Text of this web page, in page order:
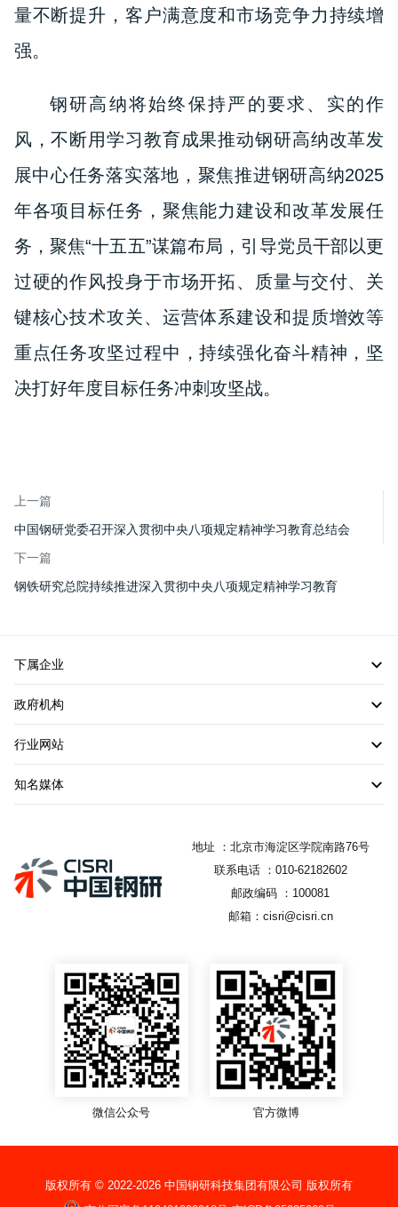
量不断提升，客户满意度和市场竞争力持续增
强。
钢研高纳将始终保持严的要求、实的作
风，不断用学习教育成果推动钢研高纳改革发
展中心任务落实落地，聚焦推进钢研高纳2025
年各项目标任务，聚焦能力建设和改革发展任
务，聚焦“十五五”谋篇布局，引导党员干部以更
过硬的作风投身于市场开拓、质量与交付、关
键核心技术攻关、运营体系建设和提质增效等
重点任务攻坚过程中，持续强化奋斗精神，坚
决打好年度目标任务冲刺攻坚战。
上一篇
中国钢研党委召开深入贯彻中央八项规定精神学习教育总结会
下一篇
钢铁研究总院持续推进深入贯彻中央八项规定精神学习教育
下属企业
政府机构
行业网站
知名媒体
地址 ：北京市海淀区学院南路76号
联系电话 ：010-62182602
邮政编码 ：100081
邮箱：cisri@cisri.cn
微信公众号 官方微博
版权所有 © 2022-2026 中国钢研科技集团有限公司 版权所有